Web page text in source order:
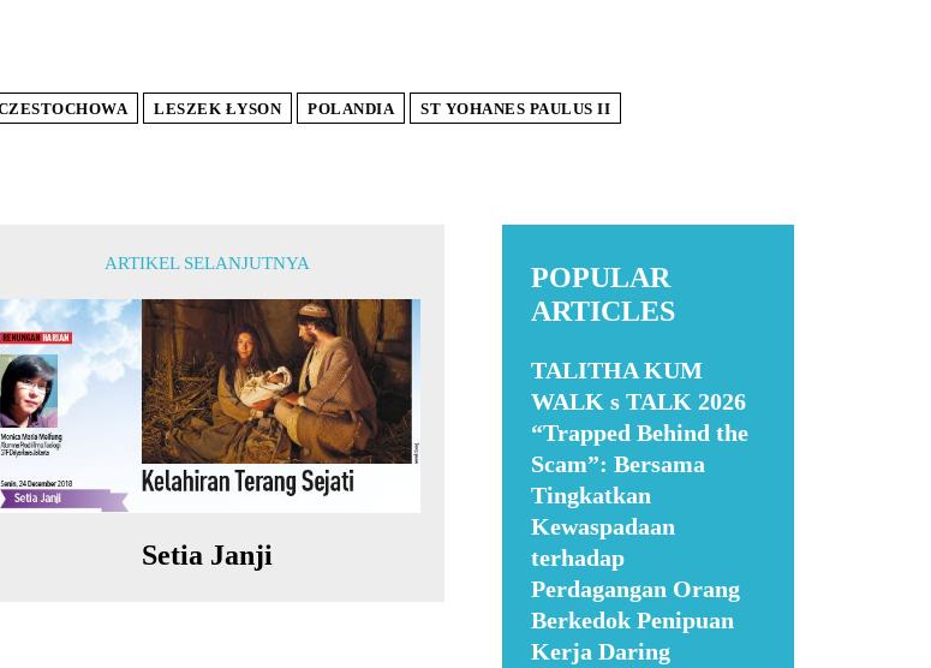
LESZEK ŁYSON POLANDIA ST YOHANES PAULUS II
ARTIKEL SELANJUTNYA
Setia Janji
POPULAR
ARTICLES
TALITHA KUM
WALK s TALK 2026
“Trapped Behind the
Scam”: Bersama
Tingkatkan
Kewaspadaan
terhadap
Perdagangan Orang
Berkedok Penipuan
Kerja Daring